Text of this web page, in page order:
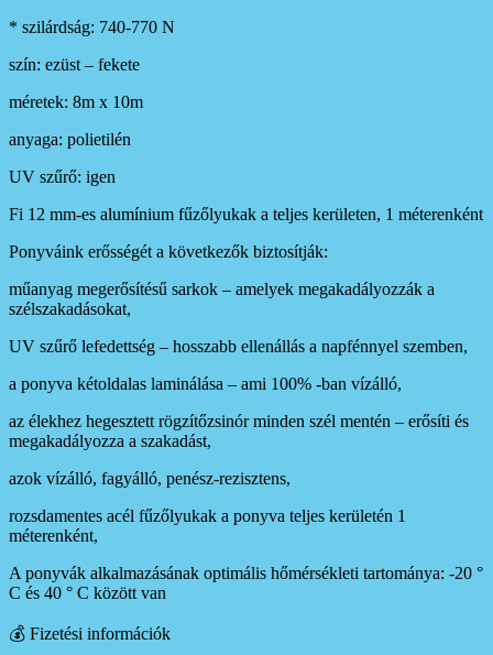
* szilárdság: 740-770 N
szín: ezüst – fekete
méretek: 8m x 10m
anyaga: polietilén
UV szűrő: igen
Fi 12 mm-es alumínium fűzőlyukak a teljes kerületen, 1 méterenként
Ponyváink erősségét a következők biztosítják:
műanyag megerősítésű sarkok – amelyek megakadályozzák a
szélszakadásokat,
UV szűrő lefedettség – hosszabb ellenállás a napfénnyel szemben,
a ponyva kétoldalas laminálása – ami 100% -ban vízálló,
az élekhez hegesztett rögzítőzsinór minden szél mentén – erősíti és
megakadályozza a szakadást,
azok vízálló, fagyálló, penész-rezisztens,
rozsdamentes acél fűzőlyukak a ponyva teljes kerületén 1
méterenként,
A ponyvák alkalmazásának optimális hőmérsékleti tartománya: -20 °
C és 40 ° C között van
💰 Fizetési információk